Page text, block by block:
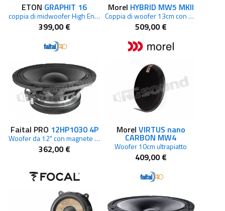
ETON GRAPHIT 16
coppia di midwoofer High End 165mm
399,00 €
Morel HYBRID MW5 MKII
Coppia di woofer 13cm con griglie dedicate
509,00 €
Faital PRO 12HP1030 4P
Woofer da 12" con magnete in Ferrite da 4ohm
362,00 €
Morel VIRTUS nano
CARBON MW4
Woofer 10cm ultrapiatto
409,00 €